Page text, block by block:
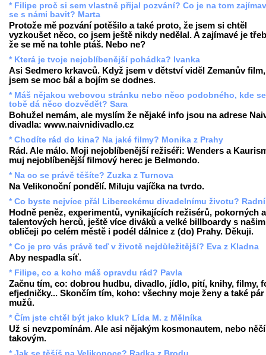
* Filipe proč si sem vlastně přijal pozvání? Co je na tom
se s námi bavit? Marta
Protože mě pozvání potěšilo a také proto, že jsem si chtěl
vyzkoušet něco, co jsem ještě nikdy nedělal. A zajímavé je
že se mě na tohle ptáš. Nebo ne?
* Která je tvoje nejoblíbenější pohádka? Ivanka
Asi Sedmero krkavců. Když jsem v dětství viděl Zemanův
jsem se moc bál a bojím se dodnes.
* Máš nějakou webovou stránku nebo něco podobného, kde
tobě dá něco dozvědět? Sara
Bohužel nemám, ale myslím že nějaké info jsou na adrese
divadla: www.naivnidivadlo.cz
* Chodíte rád do kina? Na jaké filmy? Monika z Prahy
Rád. Ale málo. Moji nejoblíbenější režiséři: Wenders a
muj nejoblíbenější filmový herec je Belmondo.
* Na co se právě těšíte? Zuzka z Turnova
Na Velikonoční pondělí. Miluju vajíčka na tvrdo.
* Co byste nejvíce přál Libereckému divadelnímu životu? Radní
Hodně peněz, experimentů, vynikajících režisérů, pokorných a
talentových herců, ještě více diváků a velké billboardy s
obličeji po celém městě i podél dálnice z (do) Prahy. Děkuji.
* Co je pro vás právě teď v životě nejdůležitější? Eva z Kladna
Aby nespadla síť.
* Filipe, co a koho máš opravdu rád? Pavla
Začnu tím, co: dobrou hudbu, divadlo, jídlo, pití, knihy, filmy,
efjedničky... Skončím tím, koho: všechny moje ženy a také pár
mužů.
* Čím jste chtěl být jako kluk? Lída M. z Mělníka
Už si nevzpomínám. Ale asi nějakým kosmonautem, nebo
takovým.